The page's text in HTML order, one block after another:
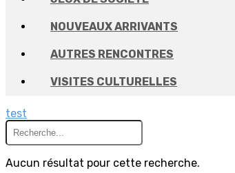
NOUVEAUX ARRIVANTS
AUTRES RENCONTRES
VISITES CULTURELLES
test
Aucun résultat pour cette recherche.